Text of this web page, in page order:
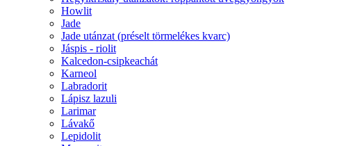
Howlit
Jade
Jade utánzat (préselt törmelékes kvarc)
Jáspis - riolit
Kalcedon-csipkeachát
Karneol
Labradorit
Lápisz lazuli
Larimar
Lávakő
Lepidolit